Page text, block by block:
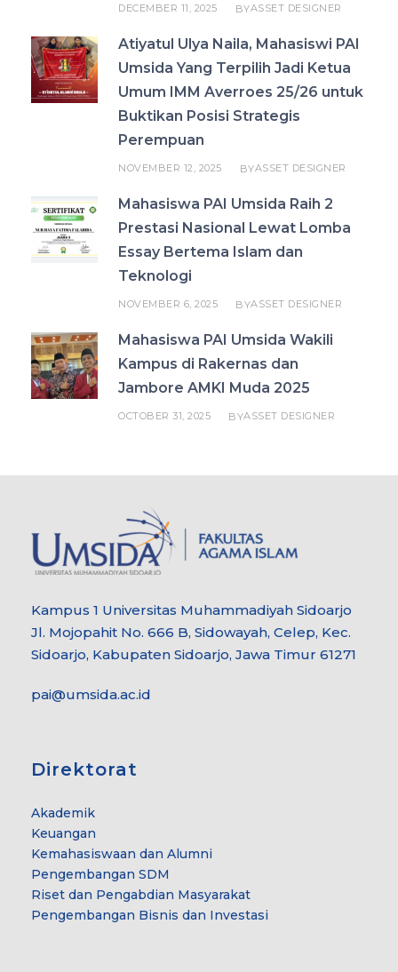
DECEMBER 11, 2025 BYASSET DESIGNER
Atiyatul Ulya Naila, Mahasiswi PAI
Umsida Yang Terpilih Jadi Ketua
Umum IMM Averroes 25/26 untuk
Buktikan Posisi Strategis
Perempuan
NOVEMBER 12, 2025 BYASSET DESIGNER
Mahasiswa PAI Umsida Raih 2
Prestasi Nasional Lewat Lomba
Essay Bertema Islam dan
Teknologi
NOVEMBER 6, 2025 BYASSET DESIGNER
Mahasiswa PAI Umsida Wakili
Kampus di Rakernas dan
Jambore AMKI Muda 2025
OCTOBER 31, 2025 BYASSET DESIGNER
Kampus 1 Universitas Muhammadiyah Sidoarjo
Jl. Mojopahit No. 666 B, Sidowayah, Celep, Kec.
Sidoarjo, Kabupaten Sidoarjo, Jawa Timur 61271
pai@umsida.ac.id
Direktorat
Akademik
Keuangan
Kemahasiswaan dan Alumni
Pengembangan SDM
Riset dan Pengabdian Masyarakat
Pengembangan Bisnis dan Investasi